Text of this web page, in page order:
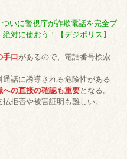
いに警視庁が詐欺電話を完全ブ
対に使おう！【デジポリス】
手口 があるので、電話番号検索
話に誘導される危険性がある
への直接の確認も重要となる。
拒否や被害証明も難しい。